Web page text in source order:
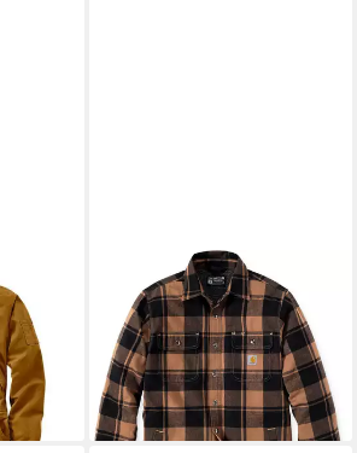
104396
€
bei dir
CARHARTT
Outdoorhemd Heavyweight
Flannel Sherpa Hemd
101,29 € UVP128,91 €
-21%
lieferbar - in 2-3 Werktagen bei dir